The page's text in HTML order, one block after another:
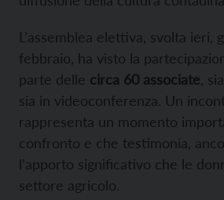
L’assemblea elettiva, svolta ieri,
febbraio, ha visto la
parte delle circa 60 associate ,
sia in videoconferenza. Un
rappresenta un momento
confronto e che testimonia,
l’apporto significativo che le
settore agricolo.